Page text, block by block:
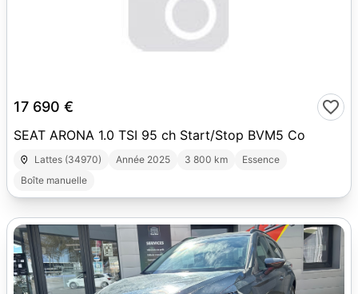
17 690 €
SEAT ARONA 1.0 TSI 95 ch Start/Stop BVM5 Co
Lattes (34970) Année 2025 3 800 km
Essence
Boîte manuelle